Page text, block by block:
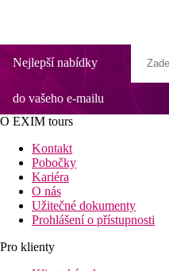
Nejlepší nabídky
do vašeho e-mailu
O EXIM tours
Kontakt
Pobočky
Kariéra
O nás
Užitečné dokumenty
Prohlášení o přístupnosti
Pro klienty